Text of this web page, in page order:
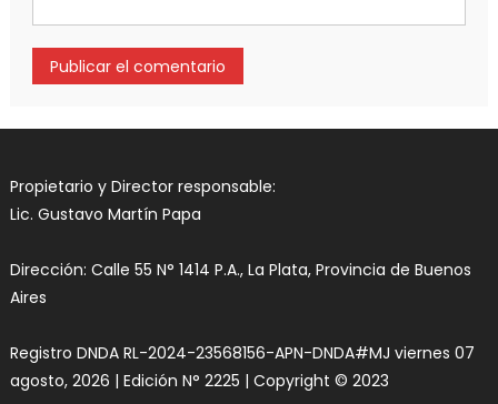
Propietario y Director responsable:
Lic. Gustavo Martín Papa
Dirección: Calle 55 N° 1414 P.A., La Plata, Provincia de Buenos
Aires
Registro DNDA RL-2024-23568156-APN-DNDA#MJ viernes 07
agosto, 2026 | Edición N° 2225 | Copyright © 2023